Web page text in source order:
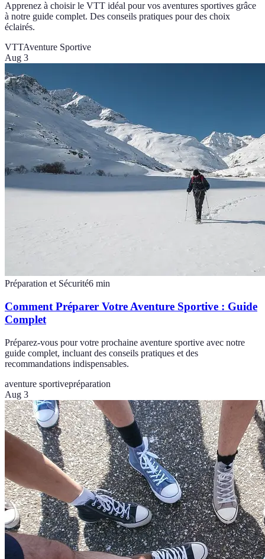
Apprenez à choisir le VTT idéal pour vos aventures sportives grâce
à notre guide complet. Des conseils pratiques pour des choix
éclairés.
VTTAventure Sportive
Aug 3
Préparation et Sécurité6 min
Comment Préparer Votre Aventure Sportive : Guide
Complet
Préparez-vous pour votre prochaine aventure sportive avec notre
guide complet, incluant des conseils pratiques et des
recommandations indispensables.
aventure sportivepréparation
Aug 3